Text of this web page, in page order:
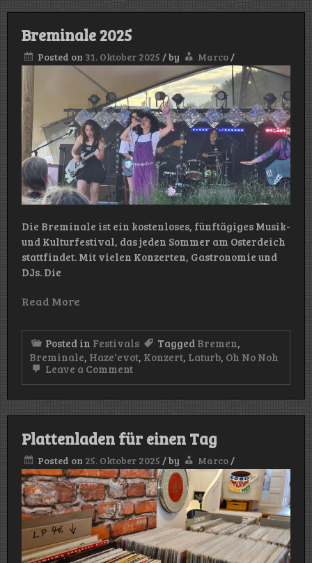
Breminale 2025
Posted on 31. Oktober 2025 /by Marco/
Die Breminale ist ein kostenloses, fünftägiges Musik-
und Kulturfestival, das jeden Sommer am Osterdeich
stattfindet. Mit vielen Konzerten, Gastronomie und
DJs. Die
Read More
Posted in Festivals Tagged Bremen,
Breminale, Haze'evot, Konzert, Laturb, Oh No Noh
Leave a Commenton
Plattenladen für einen Tag
Posted on 25. Oktober 2025 /by Marco /